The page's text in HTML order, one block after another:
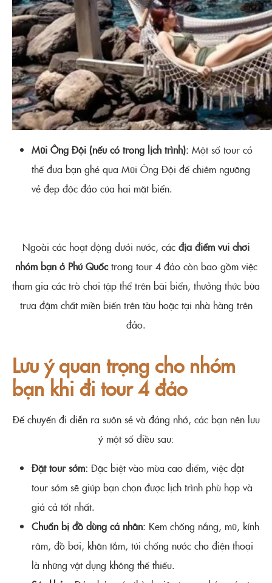
Mũi Ông Đội (nếu có trong lịch trình): Một số tour có
thể đưa bạn ghé qua Mũi Ông Đội để chiêm ngưỡng
vẻ đẹp độc đáo của hai mặt biển.
Ngoài các hoạt động dưới nước, các địa điểm vui chơi
nhóm bạn ở Phú Quốctrong tour 4 đảo còn bao gồm việc
tham gia các trò chơi tập thể trên bãi biển, thưởng thức bữa
trưa đậm chất miền biển trên tàu hoặc tại nhà hàng trên
đảo.
Lưu ý quan trọng cho nhóm
bạn khi đi tour 4 đảo
Để chuyến đi diễn ra suôn sẻ và đáng nhớ, các bạn nên lưu
ý một số điều sau:
Đặt tour sớm: Đặc biệt vào mùa cao điểm, việc đặt
tour sớm sẽ giúp bạn chọn được lịch trình phù hợp và
giá cả tốt nhất.
Chuẩn bị đồ dùng cá nhân: Kem chống nắng, mũ, kính
râm, đồ bơi, khăn tắm, túi chống nước cho điện thoại
là những vật dụng không thể thiếu.